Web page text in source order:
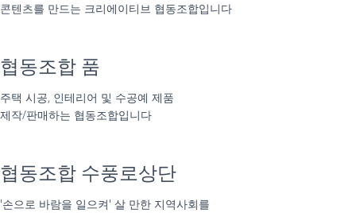
콘텐츠를 만드는 크리에이티브 협동조합입니다
협동조합 품
주택 시공, 인테리어 및 수공예 제품
제작/판매하는 협동조합입니다
협동조합 수풍로상단
'손으로 바람을 일으켜' 살 만한 지역사회를